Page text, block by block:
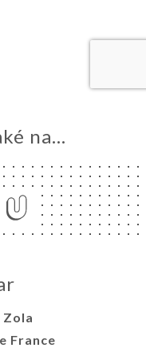
na...
Zola
France